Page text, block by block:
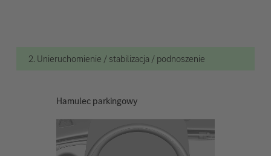
2. Unieruchomienie / stabilizacja / podnoszenie
Hamulec parkingowy